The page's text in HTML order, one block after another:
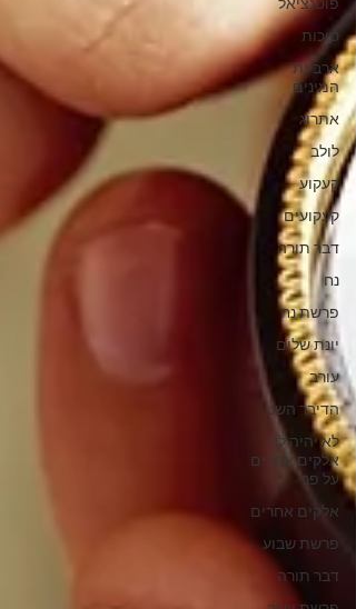
פוטנציאל
סוכות
ארבעת
המינים
אתרוג
לולב
קעקוע
קעקועים
דבר תורה
נח
פרשת נח
יונת שלום
עורב
הדיבר השני
לא יהיה לך
אלקים אחרים
על פני
אלקים אחרים
פרשת שבוע
דבר תורה